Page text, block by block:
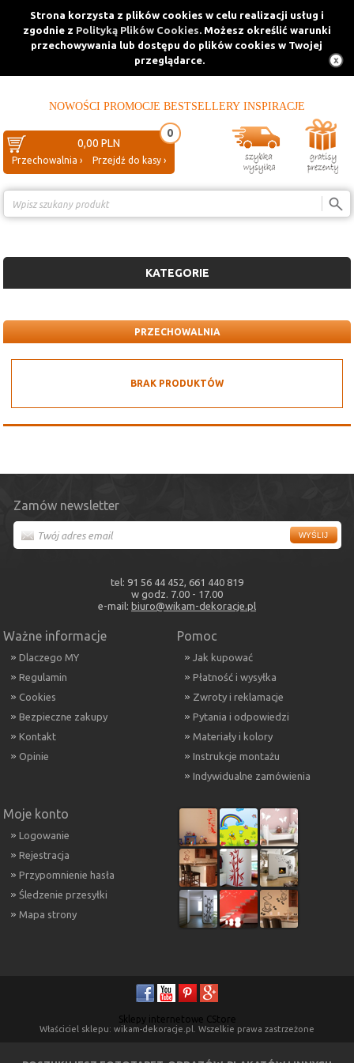
Strona korzysta z plików cookies w celu realizacji usług i
zgodnie z Polityką Plików Cookies. Możesz określić warunki
przechowywania lub dostępu do plików cookies w Twojej
przeglądarce.
NOWOŚCI PROMOCJE BESTSELLERY INSPIRACJE
0,00 PLN
0
Przechowalnia › Przejdź do kasy ›
KATEGORIE
PRZECHOWALNIA
BRAK PRODUKTÓW
Zamów newsletter
tel: 91 56 44 452, 661 440 819
w godz. 7.00 - 17.00
e-mail: biuro@wikam-dekoracje.pl
Ważne informacje
Dlaczego MY
Regulamin
Cookies
Bezpieczne zakupy
Kontakt
Opinie
Pomoc
Jak kupować
Płatność i wysyłka
Zwroty i reklamacje
Pytania i odpowiedzi
Materiały i kolory
Instrukcje montażu
Indywidualne zamówienia
Moje konto
Logowanie
Rejestracja
Przypomnienie hasła
Śledzenie przesyłki
Mapa strony
Sklepy internetowe CStore
Właściciel sklepu: wikam-dekoracje.pl. Wszelkie prawa zastrzeżone